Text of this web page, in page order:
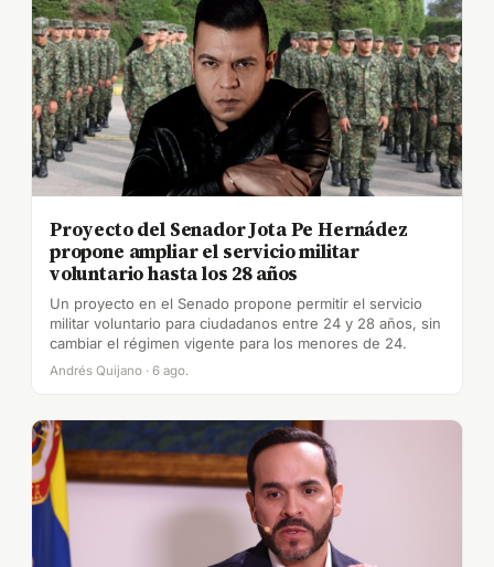
Proyecto del Senador Jota Pe Hernádez
propone ampliar el servicio militar
voluntario hasta los 28 años
Un proyecto en el Senado propone permitir el servicio
militar voluntario para ciudadanos entre 24 y 28 años, sin
cambiar el régimen vigente para los menores de 24.
Andrés Quijano · 6 ago.